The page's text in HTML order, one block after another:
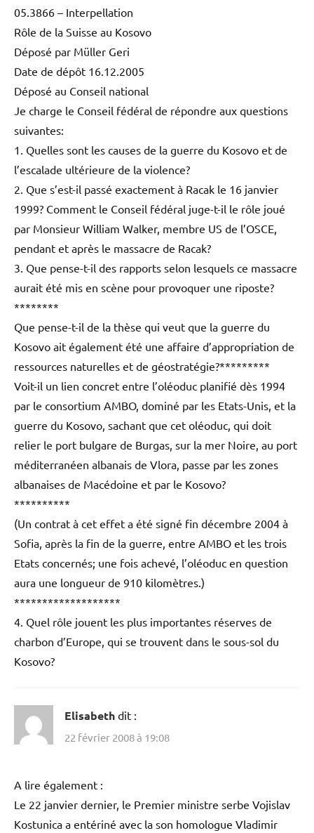
05.3866 – Interpellation
Rôle de la Suisse au Kosovo
Déposé par Müller Geri
Date de dépôt 16.12.2005
Déposé au Conseil national
Je charge le Conseil fédéral de répondre aux questions
suivantes:
1. Quelles sont les causes de la guerre du Kosovo et de
l’escalade ultérieure de la violence?
2. Que s’est-il passé exactement à Racak le 16 janvier
1999? Comment le Conseil fédéral juge-t-il le rôle joué
par Monsieur William Walker, membre US de l’OSCE,
pendant et après le massacre de Racak?
3. Que pense-t-il des rapports selon lesquels ce massacre
aurait été mis en scène pour provoquer une riposte?
********
Que pense-t-il de la thèse qui veut que la guerre du
Kosovo ait également été une affaire d’appropriation de
ressources naturelles et de géostratégie?*********
Voit-il un lien concret entre l’oléoduc planifié dès 1994
par le consortium AMBO, dominé par les Etats-Unis, et la
guerre du Kosovo, sachant que cet oléoduc, qui doit
relier le port bulgare de Burgas, sur la mer Noire, au port
méditerranéen albanais de Vlora, passe par les zones
albanaises de Macédoine et par le Kosovo?
**********
(Un contrat à cet effet a été signé fin décembre 2004 à
Sofia, après la fin de la guerre, entre AMBO et les trois
Etats concernés; une fois achevé, l’oléoduc en question
aura une longueur de 910 kilomètres.)
*******************
4. Quel rôle jouent les plus importantes réserves de
charbon d’Europe, qui se trouvent dans le sous-sol du
Kosovo?
Elisabeth dit :
22 février 2008 à 19:08
A lire également :
Le 22 janvier dernier, le Premier ministre serbe Vojislav
Kostunica a entériné avec la son homologue Vladimir